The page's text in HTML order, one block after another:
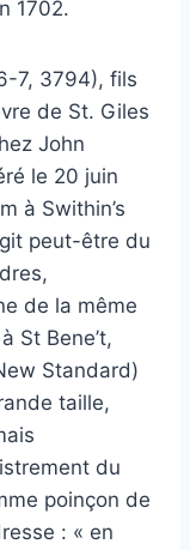
1702.
7, 3794), fils
de St. Giles
John
le 20 juin
à Swithin’s
peut-être du
de la même
St Bene’t,
Standard)
taille,
du
poinçon de
: « en